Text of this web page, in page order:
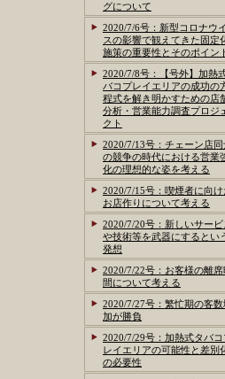
グについて
2020/7/6号：新型コロナウ
スの影響で観えてきた固定
施策の重要性とそのポイン
2020/7/8号：【号外】加熱
バコプレイエリアの成功の
程式を解き明かすための店
分析・営業能力調査プロジ
クト
2020/7/13号：チェーン店同
の競争の時代における営業
化の理想的な姿を考える
2020/7/15号：喫煙者に向け
お店作りについて考える
2020/7/20号：新しいサービ
や技術等を武器にするとい
発想
2020/7/22号：お客様の離席
間について考える
2020/7/27号：繁忙期の客数
加が勝負
2020/7/29号：加熱式タバコ
レイエリアの可能性と差別
の必要性